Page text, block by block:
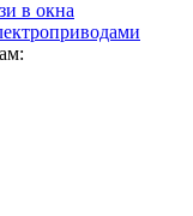
в окна